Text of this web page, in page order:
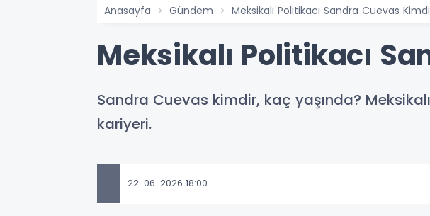
Anasayfa Gündem Meksikalı Politikacı Sandra Cuevas
Meksikalı Politikacı
Sandra Cuevas kimdir, kaç yaşında?
kariyeri.
22-06-2026 18:00